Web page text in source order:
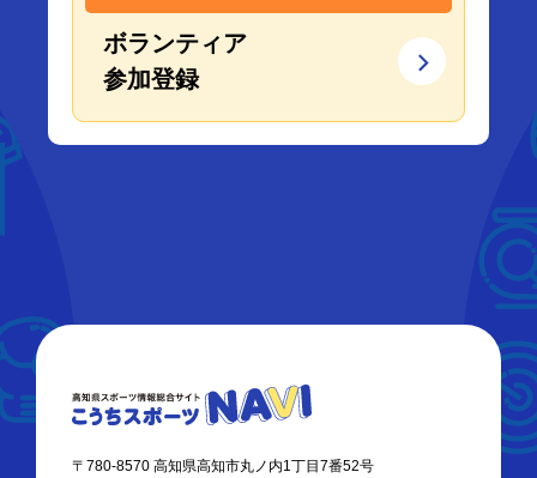
ボランティア
参加登録
〒780-8570 高知県高知市丸ノ内1丁目7番52号